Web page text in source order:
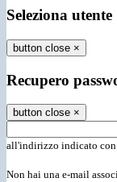
Seleziona utente
button close ×
Recupero
button close ×
all'indirizzo indicato con
Non hai una e-mail